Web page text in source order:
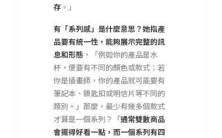
存 。」
有「系列感」是什麼意思？她指產
品要有統一性，能夠展示完整的訊
息和形態 ，「例如你的產品是水
杯，便要有不同的顏色或款式；若
你是插畫師，你的產品就可能要有
筆記本、鎖匙扣或明信片等不同的
類別。」那麼，最少有幾多個款式
才算是一個系列？「通常雙數商品
會擺得好看一點，而一個系列有四